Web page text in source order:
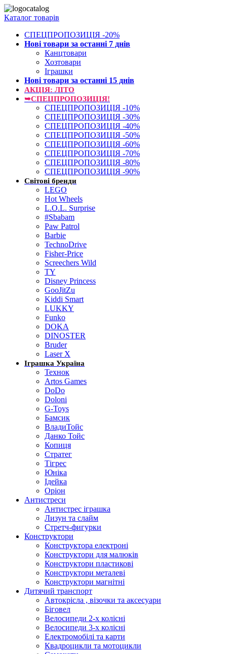
Каталог товарів
СПЕЦПРОПОЗИЦІЯ -20%
Нові товари за останнi 7 днiв
Канцтовари
Хозтовари
Іграшки
Нові товари за останнi 15 днiв
АКЦІЯ: ЛІТО
➥СПЕЦПРОПОЗИЦІЯ!
СПЕЦПРОПОЗИЦІЯ -10%
СПЕЦПРОПОЗИЦІЯ -30%
СПЕЦПРОПОЗИЦІЯ -40%
СПЕЦПРОПОЗИЦІЯ -50%
СПЕЦПРОПОЗИЦІЯ -60%
СПЕЦПРОПОЗИЦІЯ -70%
СПЕЦПРОПОЗИЦІЯ -80%
СПЕЦПРОПОЗИЦІЯ -90%
Світові бренди
LEGO
Hot Wheels
L.O.L. Surprise
#Sbabam
Paw Patrol
Barbie
TechnoDrive
Fisher-Price
Screechers Wild
TY
Disney Princess
GooJitZu
Kiddi Smart
LUKKY
Funko
DOKA
DINOSTER
Bruder
Laser X
Іграшка Україна
Технок
Artos Games
DoDo
Doloni
G-Toys
Бамсик
ВладиТойс
Данко Тойс
Копиця
Стратег
Тігрес
Юніка
Ідейка
Оріон
Антистреси
Антистрес іграшка
Лизун та слайм
Стретч-фигурки
Конструктори
Конструктора електроні
Конструктори для малюків
Конструктори пластикові
Конструктори металеві
Конструктори магнітні
Дитячий транспорт
Автокрісла , візочки та аксесуари
Біговел
Велосипеди 2-х колісні
Велосипеди 3-х колісні
Електромобілі та карти
Квадроцикли та мотоцикли